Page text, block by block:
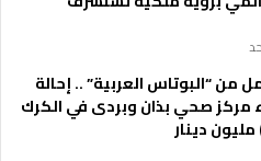
من “البوتاس العربية” .. إحالة
مركز صحي بذان وبردى في الكرك